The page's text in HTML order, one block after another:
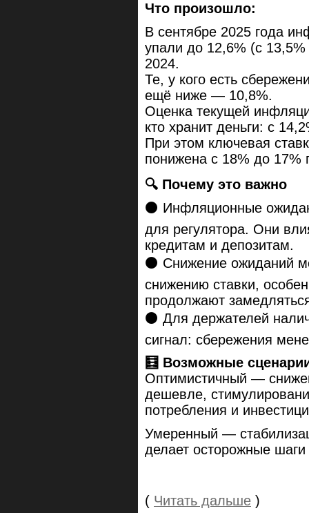
Что произошло:
В сентябре 2025 года
упали до 12,6% (с
2024.
Те, у кого есть
ещё ниже — 10,8%.
Оценка текущей
кто хранит деньги: с
При этом ключевая
понижена с 18% до 17%
🔍 Почему это важно
⚫️ Инфляционные
для регулятора. Они
кредитам и депозитам.
⚫️ Снижение ожиданий
снижению ставки,
продолжают
⚫️ Для держателей
сигнал: сбережения
🧮 Возможные
Оптимистичный —
дешевле,
потребления и
Умеренный —
делает осторожные
( Читать дальше )